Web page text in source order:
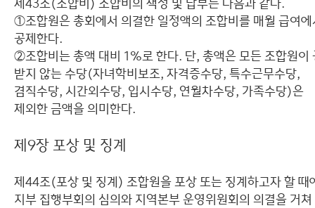
①조합원은 총회에서 의결한 일정액의 조합비를 매월 급여에
공제한다.
②조합비는 총액 대비 1%로 한다. 단, 총액은 모든 조합원이
받지 않는 수당(자녀학비보조, 자격증수당, 특수근무수당,
겸직수당, 시간외수당, 입시수당, 연월차수당, 가족수당)은
제외한 금액을 의미한다.
제9장 포상 및 징계
제44조(포상 및 징계) 조합원을 포상 또는 징계하고자 할 때
지부 집행부회의 심의와 지역본부 운영위원회의 의결을 거쳐